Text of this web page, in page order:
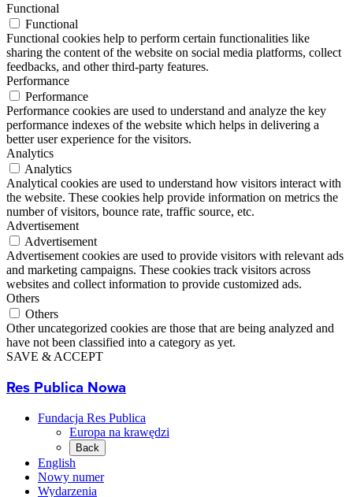
Functional
Functional
Functional cookies help to perform certain functionalities like
sharing the content of the website on social media platforms, collect
feedbacks, and other third-party features.
Performance
Performance
Performance cookies are used to understand and analyze the key
performance indexes of the website which helps in delivering a
better user experience for the visitors.
Analytics
Analytics
Analytical cookies are used to understand how visitors interact with
the website. These cookies help provide information on metrics the
number of visitors, bounce rate, traffic source, etc.
Advertisement
Advertisement
Advertisement cookies are used to provide visitors with relevant ads
and marketing campaigns. These cookies track visitors across
websites and collect information to provide customized ads.
Others
Others
Other uncategorized cookies are those that are being analyzed and
have not been classified into a category as yet.
SAVE & ACCEPT
Res Publica Nowa
Fundacja Res Publica
Europa na krawędzi
Back
English
Nowy numer
Wydarzenia